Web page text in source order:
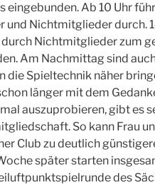
eingebunden. Ab 10 Uhr
und Nichtmitglieder durch.
durch Nichtmitglieder zum
Am Nachmittag sind
die Spieltechnik näher
länger mit dem
auszuprobieren, gibt es
So kann Frau
Club zu deutlich
später starten
des